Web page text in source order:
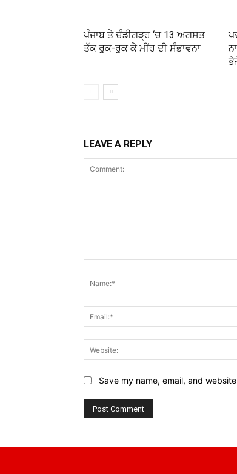
ਪੰਜਾਬ ਤੇ ਚੰਡੀਗੜ੍ਹ ‘ਚ 13 ਅਗਸਤ
ਤੱਕ ਰੁਕ-ਰੁਕ ਕੇ ਮੀਂਹ ਦੀ ਸੰਭਾਵਨਾ
LEAVE A REPLY
Save my name, email, and